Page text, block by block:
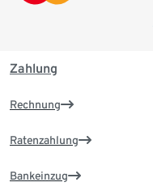
Zahlung
Rechnung
Ratenzahlung
Bankeinzug